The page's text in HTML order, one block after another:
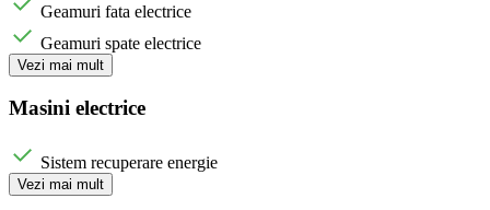
Geamuri fata electrice
Geamuri spate electrice
Vezi mai mult
Masini electrice
Sistem recuperare energie
Vezi mai mult